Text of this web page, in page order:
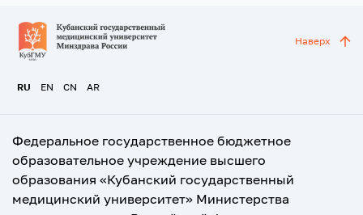
RU EN CN AR
Наверх
Федеральное государственное бюджетное
образовательное учреждение высшего
образования «Кубанский государственный
медицинский университет» Министерства